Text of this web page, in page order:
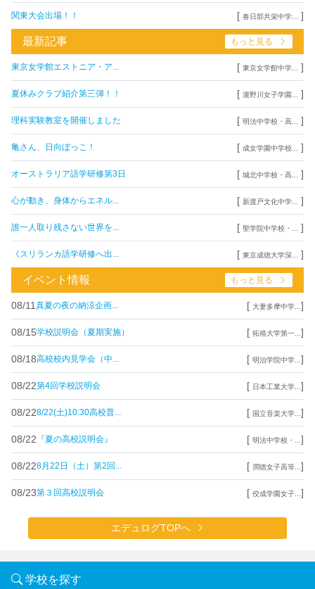
関東大会出場！！ [ 春日部共栄中学... ]
最新記事 もっと見る
東京女学館エストニア・ア... [ 東京女学館中学... ]
夏休みクラブ紹介第三弾！！ [ 瀧野川女子学園... ]
理科実験教室を開催しました [ 明法中学校・高... ]
亀さん、日向ぼっこ！ [ 成女学園中学校... ]
オーストラリア語学研修第3日 [ 城北中学校・高... ]
心が動き、身体からエネル... [ 新渡戸文化中学... ]
誰一人取り残さない世界を... [ 聖学院中学校・... ]
《スリランカ語学研修へ出... [ 東京成徳大学深... ]
イベント情報 もっと見る
08/11 真夏の夜の納涼企画... [ 大妻多摩中学... ]
08/15学校説明会（夏期実施） [ 拓殖大学第一... ]
08/18高校校内見学会（中... [ 明治学院中学... ]
08/22第4回学校説明会 [ 日本工業大学... ]
08/228/22(土)10:30高校普... [ 国立音楽大学... ]
08/22 『夏の高校説明会』 [ 明法中学校・... ]
08/228月22日（土）第2回... [ 潤徳女子高等... ]
08/23第３回高校説明会 [ 佼成学園女子... ]
エデュログTOPへ
学校を探す